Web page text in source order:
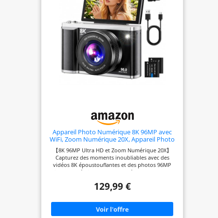
Appareil Photo Numérique 8K 96MP avec
WiFi, Zoom Numérique 20X, Appareil Photo
avec Autofocus et Stabilisation Anti-Shake,
Écran Rabattable 3,5" 180°, Carte SD 32GB et
2 Batteries
【8K 96MP Ultra HD et Zoom Numérique 20X】
Capturez des moments inoubliables avec des
vidéos 8K époustouflantes et des photos 96MP
riches en détails, aux couleurs éclatantes et aux
numérique produit des images plus naturelles et
Grâce au zoom numérique 20X, vous pouvez
facilement photographier des paysages lointains
ainsi que les moindres détails, ce qui en fait un
129,99 €